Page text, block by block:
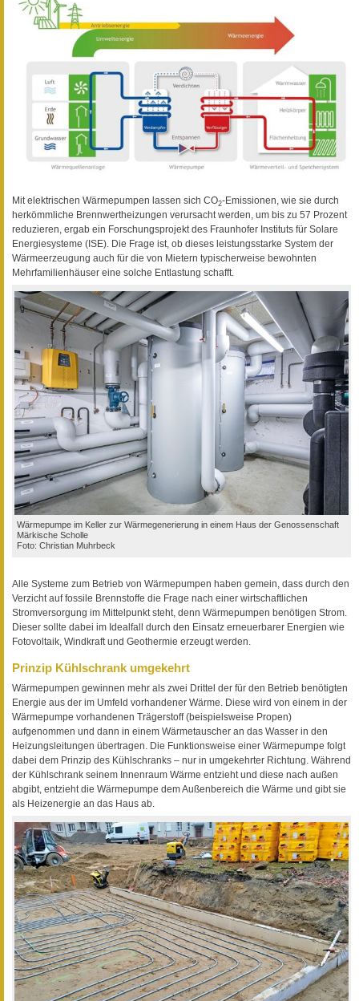
Mit elektrischen Wärmepumpen lassen sich CO2-Emissionen, wie sie durch
herkömmliche Brennwertheizungen verursacht werden, um bis zu 57 Prozent
reduzieren, ergab ein Forschungsprojekt des Fraunhofer Instituts für Solare
Energiesysteme (ISE). Die Frage ist, ob dieses leistungsstarke System der
Wärmeerzeugung auch für die von Mietern typischerweise bewohnten
Mehrfamilienhäuser eine solche Entlastung schafft.
Wärmepumpe im Keller zur Wärmegenerierung in einem Haus der Genossenschaft
Märkische Scholle
Foto: Christian Muhrbeck
Alle Systeme zum Betrieb von Wärmepumpen haben gemein, dass durch den
Verzicht auf fossile Brennstoffe die Frage nach einer wirtschaftlichen
Stromversorgung im Mittelpunkt steht, denn Wärmepumpen benötigen Strom.
Dieser sollte dabei im Idealfall durch den Einsatz erneuerbarer Energien wie
Fotovoltaik, Windkraft und Geothermie erzeugt werden.
Prinzip Kühlschrank umgekehrt
Wärmepumpen gewinnen mehr als zwei Drittel der für den Betrieb benötigten
Energie aus der im Umfeld vorhandener Wärme. Diese wird von einem in der
Wärmepumpe vorhandenen Trägerstoff (beispielsweise Propen)
aufgenommen und dann in einem Wärmetauscher an das Wasser in den
Heizungsleitungen übertragen. Die Funktionsweise einer Wärmepumpe folgt
dabei dem Prinzip des Kühlschranks – nur in umgekehrter Richtung. Während
der Kühlschrank seinem Innenraum Wärme entzieht und diese nach außen
abgibt, entzieht die Wärmepumpe dem Außenbereich die Wärme und gibt sie
als Heizenergie an das Haus ab.